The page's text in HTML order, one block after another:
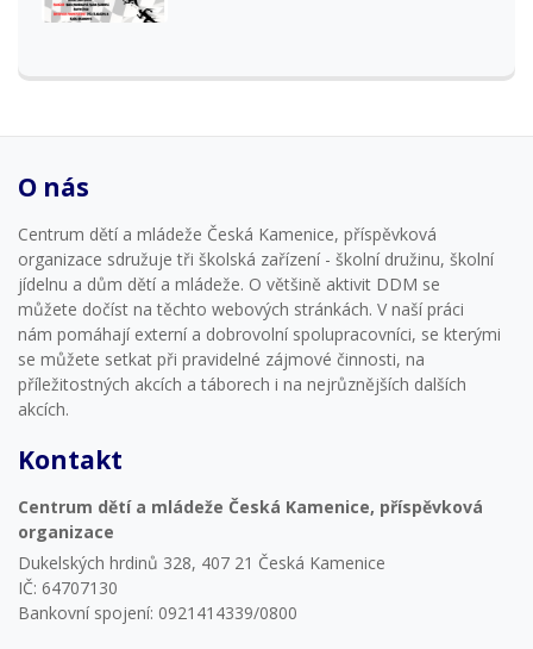
O nás
Centrum dětí a mládeže Česká Kamenice, příspěvková
organizace sdružuje tři školská zařízení - školní družinu, školní
jídelnu a dům dětí a mládeže. O většině aktivit DDM se
můžete dočíst na těchto webových stránkách. V naší práci
nám pomáhají externí a dobrovolní spolupracovníci, se kterými
se můžete setkat při pravidelné zájmové činnosti, na
příležitostných akcích a táborech i na nejrůznějších dalších
akcích.
Kontakt
Centrum dětí a mládeže Česká Kamenice, příspěvková
organizace
Dukelských hrdinů 328, 407 21 Česká Kamenice
IČ: 64707130
Bankovní spojení: 0921414339/0800